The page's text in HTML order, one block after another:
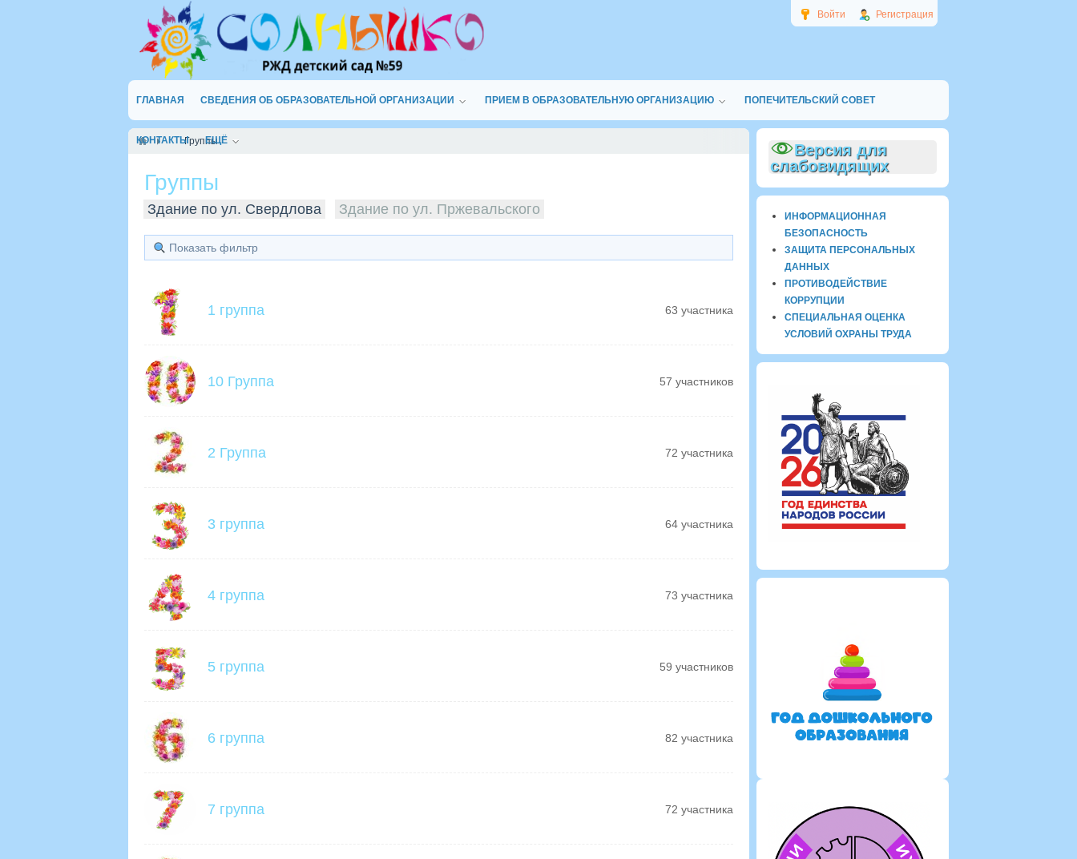
Войти Регистрация
ГЛАВНАЯ СВЕДЕНИЯ ОБ ОБРАЗОВАТЕЛЬНОЙ ОРГАНИЗАЦИИ ПРИЕМ В ОБРАЗОВАТЕЛЬНУЮ ОРГАНИЗАЦИЮ ПОПЕЧИТЕЛЬСКИЙ СОВЕТ
КОНТАКТЫ ЕЩЁ
Группы
Группы
Здание по ул. Свердлова Здание по ул. Пржевальского
Показать фильтр
1 группа 63 участника
10 Группа 57 участников
2 Группа 72 участника
3 группа 64 участника
4 группа 73 участника
5 группа 59 участников
6 группа 82 участника
7 группа 72 участника
Версия для
слабовидящих
ИНФОРМАЦИОННАЯ
БЕЗОПАСНОСТЬ
ЗАЩИТА ПЕРСОНАЛЬНЫХ
ДАННЫХ
ПРОТИВОДЕЙСТВИЕ
КОРРУПЦИИ
СПЕЦИАЛЬНАЯ ОЦЕНКА
УСЛОВИЙ ОХРАНЫ ТРУДА